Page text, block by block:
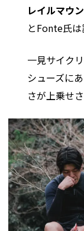
レイルマウ
とFonte氏は
一見サイク
シューズに
さが上乗せ